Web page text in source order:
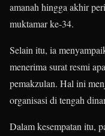
amanah hingga akhir
muktamar ke-34.
Selain itu, ia
menerima surat resmi
pemakzulan. Hal ini
organisasi di tengah
Dalam kesempatan itu,